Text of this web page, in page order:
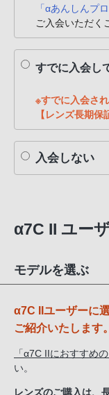
「αあんしんプ
ご入会いただく
すでに入会し
※すでに入会さ
【レンズ長期
入会しない
α7C II ユー
モデルを選ぶ
α7C IIユーザーに
ご紹介いたします。
「α7C IIにおすすめ
い。
レンズのご購入は、